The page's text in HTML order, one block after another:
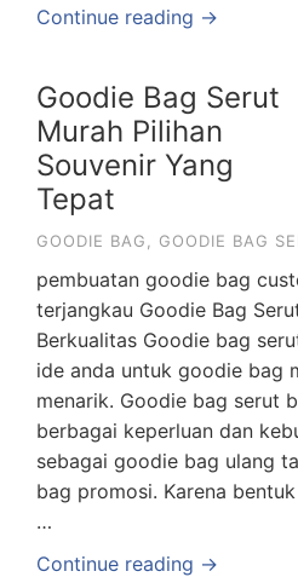
Continue reading →
Goodie Bag Serut
Murah Pilihan
Souvenir Yang
Tepat
GOODIE BAG GOODIE BAG
pembuatan goodie bag
terjangkau Goodie Bag
Berkualitas Goodie bag
ide anda untuk goodie bag
menarik. Goodie bag serut
berbagai keperluan dan
sebagai goodie bag ulang
bag promosi. Karena
…
Continue reading →